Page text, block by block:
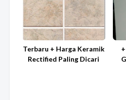
Terbaru + Harga Keramik
Rectified Paling Dicari